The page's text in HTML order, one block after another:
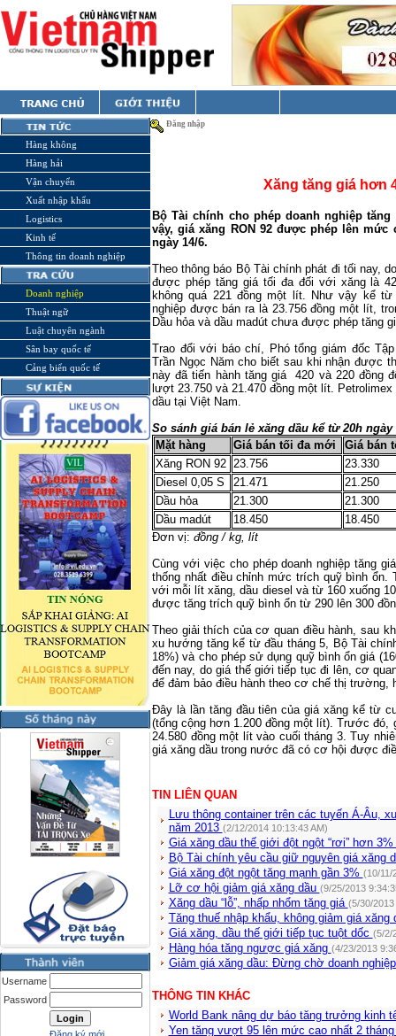
Hàng không
Hàng hải
Vận chuyển
Xuất nhập khẩu
Logistics
Kinh tế
Thông tin doanh nghiệp
Doanh nghiệp
Thuật ngữ
Luật chuyên ngành
Sân bay quốc tế
Cảng biển quốc tế
Username
Password
Đăng nhập
Xăng tăng giá hơn
Bộ Tài chính cho phép doanh nghiệp
vậy, giá xăng RON 92 được phép lên
ngày 14/6.
Theo thông báo Bộ Tài chính phát đi tối nay,
được phép tăng giá tối đa đối với xăng là
không quá 221 đồng một lít. Như vậy kể
nghiệp được bán ra là 23.756 đồng một lít,
Dầu hỏa và dầu madút chưa được phép tăng
Trao đổi với báo chí, Phó tổng giám đốc
Trần Ngọc Năm cho biết sau khi nhận được
này đã tiến hành tăng giá 420 và 220 đồng
lượt 23.750 và 21.470 đồng một lít.
dầu tại Việt Nam.
So sánh giá bán lẻ xăng dầu kể từ 20h ngày
Mặt hàng
Giá bán tối đa mới
Giá bán
Xăng RON 92 23.756
23.330
Diesel 0,05 S
21.471
21.250
Dầu hỏa
21.300
21.300
Dầu madút
18.450
18.450
Đơn vị: đồng / kg, lít
Cùng với việc cho phép doanh nghiệp tăng
thống nhất điều chỉnh mức trích quỹ bình ổn.
với mỗi lít xăng, dầu diesel và từ 160 xuống
được tăng trích quỹ bình ổn từ 290 lên 300
Theo giải thích của cơ quan điều hành, sau
xu hướng tăng kể từ đầu tháng 5, Bộ Tài
18%) và cho phép sử dụng quỹ bình ổn giá
đến nay, do giá thế giới tiếp tục đi lên, cơ
để đảm bảo điều hành theo cơ chế thị trường,
Đây là lần tăng đầu tiên của giá xăng kể từ
(tổng cộng hơn 1.200 đồng một lít). Trước
24.580 đồng một lít vào cuối tháng 3. Tuy
giá xăng dầu trong nước đã có cơ hội được
TIN LIÊN QUAN
Lưu thông container trên các tuyến Á-Âu,
năm 2013 (2/12/2014 10:13:43 AM)
Giá xăng dầu thế giới đột ngột “rơi” hơn 3%
Bộ Tài chính yêu cầu giữ nguyên giá xăng
Giá xăng đột ngột tăng mạnh gần 3% (10/11/
Lỡ cơ hội giảm giá xăng dầu (9/25/2013
Xăng dầu “lỗ”, nhấp nhổm tăng giá (5/30/2013
Tăng thuế nhập khẩu, không giảm giá xăng
Giá xăng, dầu thế giới tiếp tục tuột dốc (5/2/
Hàng hóa tăng ngược giá xăng (4/23/2013
Giảm giá xăng dầu: Đừng chờ doanh
THÔNG TIN KHÁC
World Bank nâng dự báo tăng trưởng kinh
Yen tăng vượt 95 lên mức cao nhất 2